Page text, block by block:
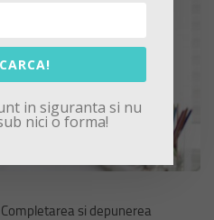
si depunerea
in siguranta si nu
nici o forma!